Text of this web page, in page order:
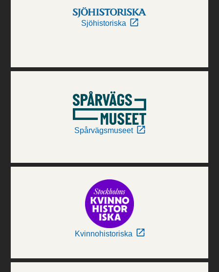
Sjöhistoriska
Spårvägsmuseet
Kvinnohistoriska